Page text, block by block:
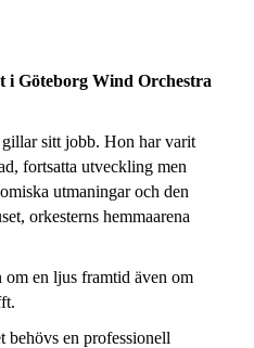
i Göteborg Wind Orchestra
sitt jobb. Hon har varit
fortsatta utveckling men
utmaningar och den
orkesterns hemmaarena
om en ljus framtid även om
behövs en professionell